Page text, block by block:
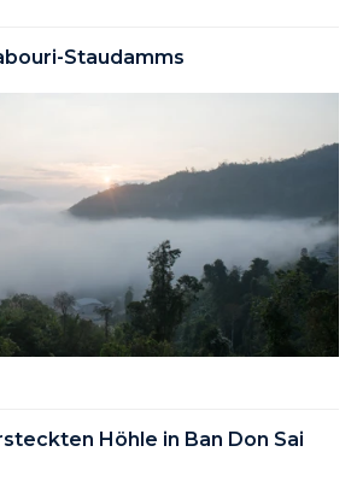
Staudamms
Höhle in Ban Don Sai